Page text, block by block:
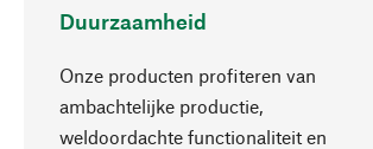
Duurzaamheid
Onze producten profiteren van
ambachtelijke productie,
weldoordachte functionaliteit en